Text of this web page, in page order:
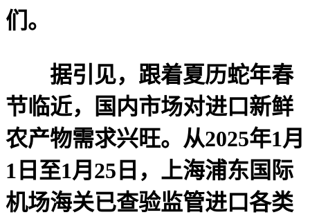
们。
据引见，跟着夏历蛇年春
节临近，国内市场对进口新鲜
农产物需求兴旺。从2025年1月
1日至1月25日，上海浦东国际
机场海关已查验监管进口各类